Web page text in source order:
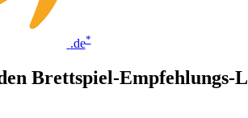
.de*
Brettspiel-Empfehlungs-